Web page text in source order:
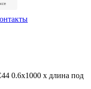
0.6x1000 x длина под